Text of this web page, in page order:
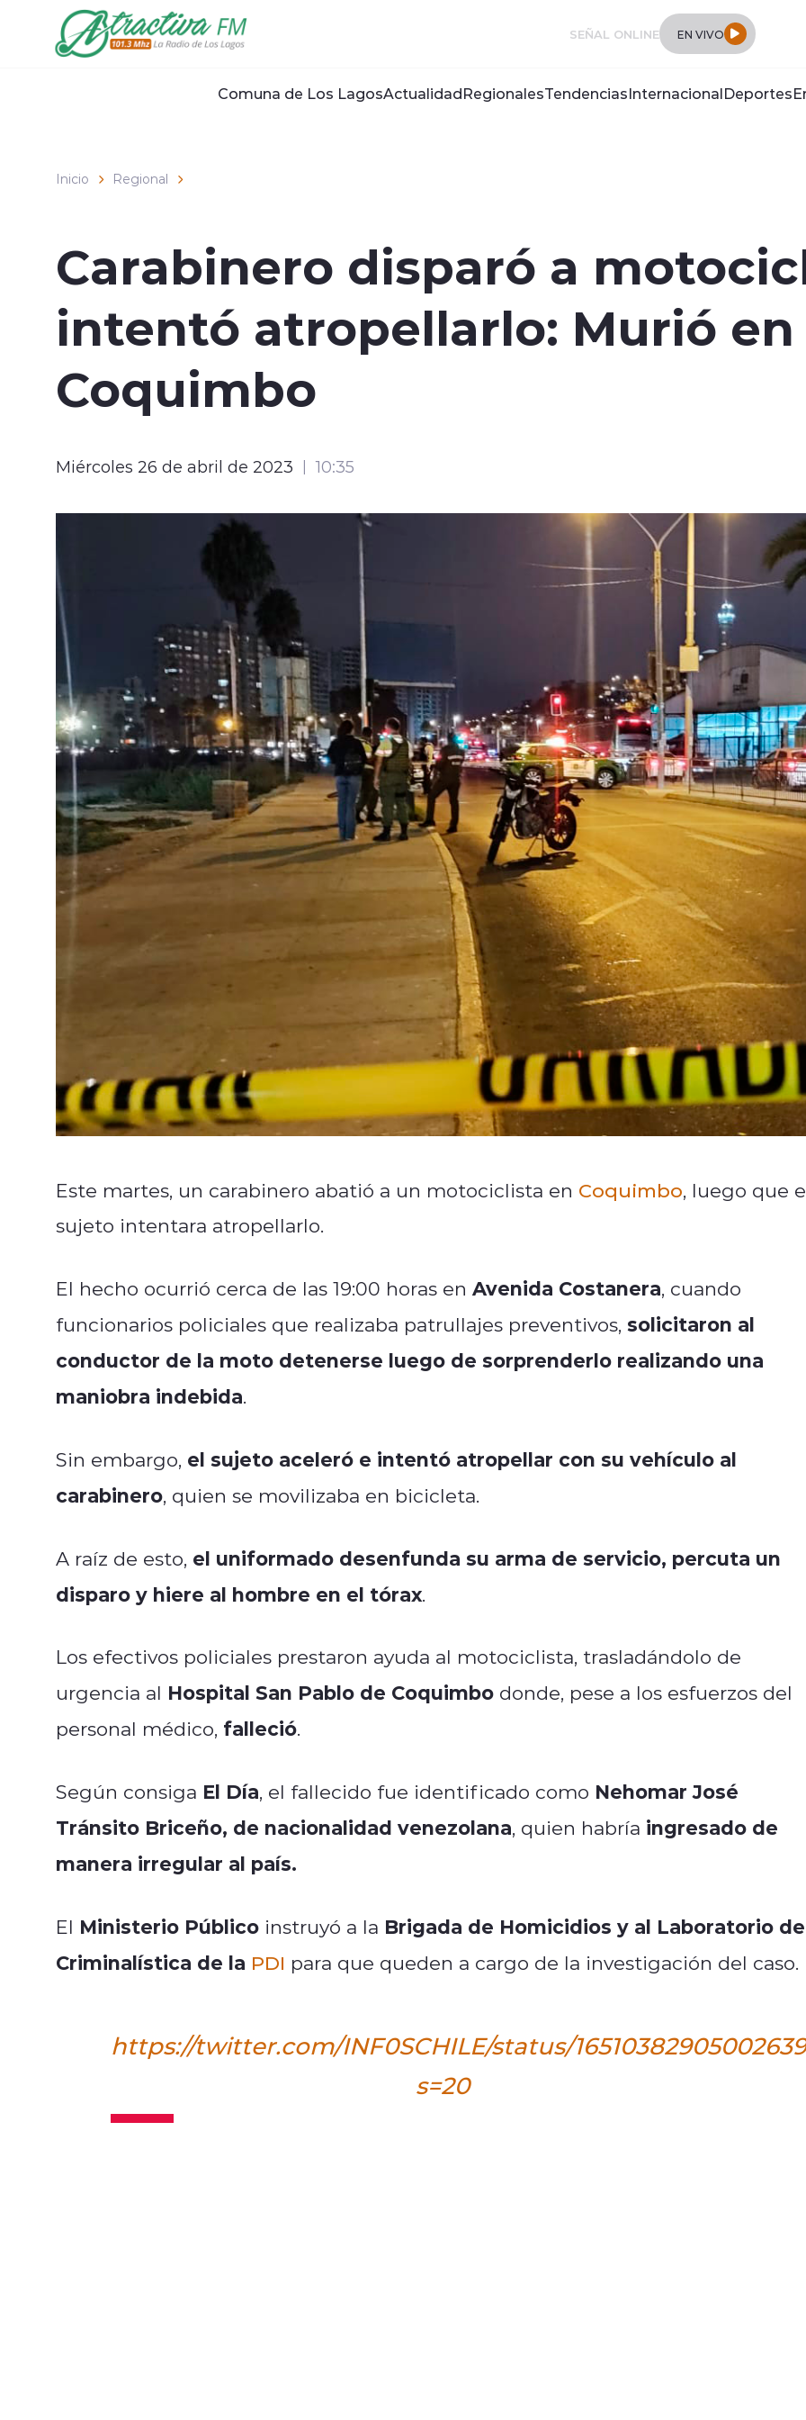
Click acá para ir directamente al contenido
SEÑAL ONLINE EN VIVO
Comuna de Los LagosActualidadRegionalesTendenciasInternacionalDeportes
Inicio Regional
Carabinero disparó a
intentó atropellarlo: Murió
Coquimbo
Miércoles 26 de abril de 2023 10:35
Este martes, un carabinero abatió a un motociclista en Coquimbo, luego que
sujeto intentara atropellarlo.
El hecho ocurrió cerca de las 19:00 horas en Avenida Costanera, cuando
funcionarios policiales que realizaba patrullajes preventivos, solicitaron al
conductor de la moto detenerse luego de sorprenderlo realizando una
maniobra indebida.
Sin embargo, el sujeto aceleró e intentó atropellar con su vehículo al
carabinero, quien se movilizaba en bicicleta.
A raíz de esto, el uniformado desenfunda su arma de servicio, percuta un
disparo y hiere al hombre en el tórax.
Los efectivos policiales prestaron ayuda al motociclista, trasladándolo de
urgencia al Hospital San Pablo de Coquimbo donde, pese a los esfuerzos del
personal médico, falleció.
Según consiga El Día, el fallecido fue identificado como Nehomar José
Tránsito Briceño, de nacionalidad venezolana, quien habría ingresado de
manera irregular al país.
El Ministerio Público instruyó a la Brigada de Homicidios y al Laboratorio de
Criminalística de la PDI para que queden a cargo de la investigación del caso.
https://twitter.com/INF0SCHILE/status/
s=20